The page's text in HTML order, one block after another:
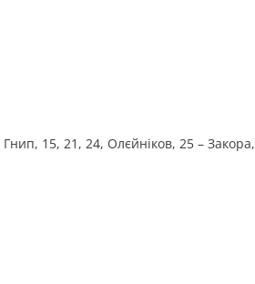
15, 21, 24, Олєйніков, 25 – Закора,